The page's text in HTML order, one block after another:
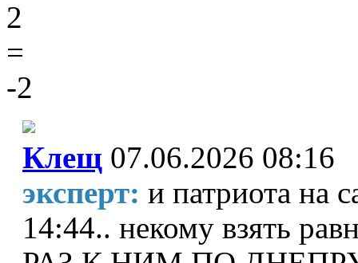
2
=
-2
Клещ 07.06.2026 08:16
эксперт: и патриота на
14:44.. некому взять